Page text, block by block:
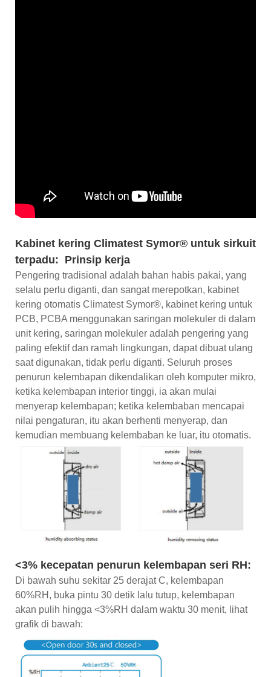
Kabinet kering Climatest Symor® untuk sirkuit
terpadu: Prinsip kerja
Pengering tradisional adalah bahan habis pakai, yang
selalu perlu diganti, dan sangat merepotkan, kabinet
kering otomatis Climatest Symor®, kabinet kering untuk
PCB, PCBA menggunakan saringan molekuler di dalam
unit kering, saringan molekuler adalah pengering yang
paling efektif dan ramah lingkungan, dapat dibuat ulang
saat digunakan, tidak perlu diganti. Seluruh proses
penurun kelembapan dikendalikan oleh komputer mikro,
ketika kelembapan interior tinggi, ia akan mulai
menyerap kelembapan; ketika kelembaban mencapai
nilai pengaturan, itu akan berhenti menyerap, dan
kemudian membuang kelembaban ke luar, itu otomatis.
<3% kecepatan penurun kelembapan seri RH:
Di bawah suhu sekitar 25 derajat C, kelembapan
60%RH, buka pintu 30 detik lalu tutup, kelembapan
akan pulih hingga <3%RH dalam waktu 30 menit, lihat
grafik di bawah: